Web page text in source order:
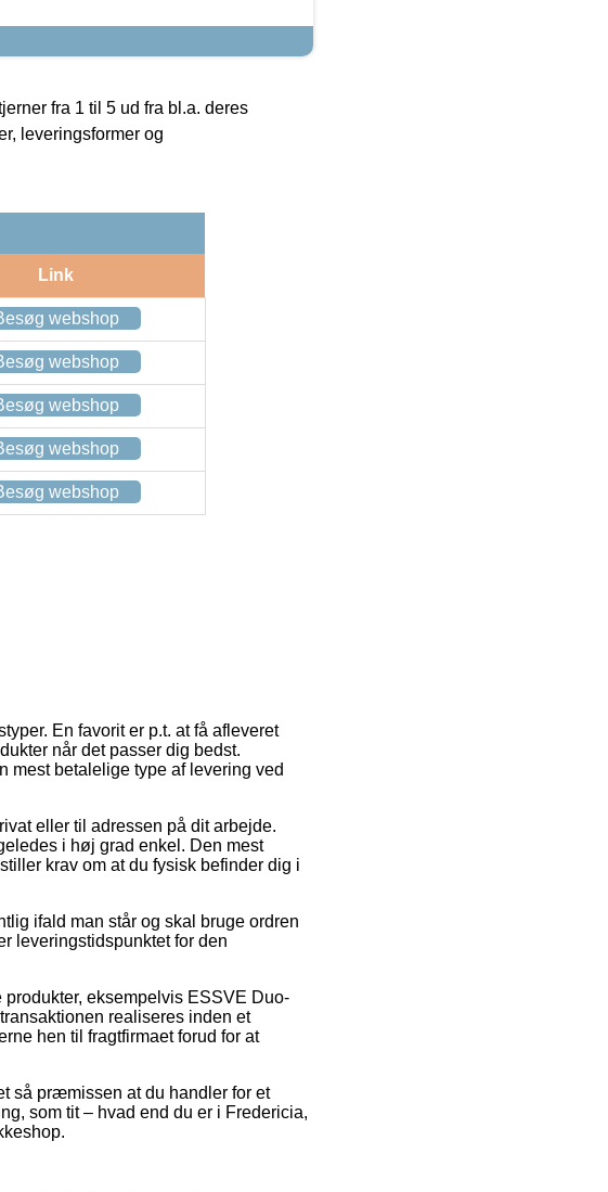
fra 1 til 5 ud fra bl.a. deres
leveringsformer og
Link
webshop
webshop
webshop
webshop
webshop
En favorit er p.t. at få afleveret
når det passer dig bedst.
mest betalelige type af levering ved
eller til adressen på dit arbejde.
i høj grad enkel. Den mest
krav om at du fysisk befinder dig i
ifald man står og skal bruge ordren
leveringstidspunktet for den
eksempelvis ESSVE Duo-
realiseres inden et
hen til fragtfirmaet forud for at
så præmissen at du handler for et
som tit – hvad end du er i Fredericia,